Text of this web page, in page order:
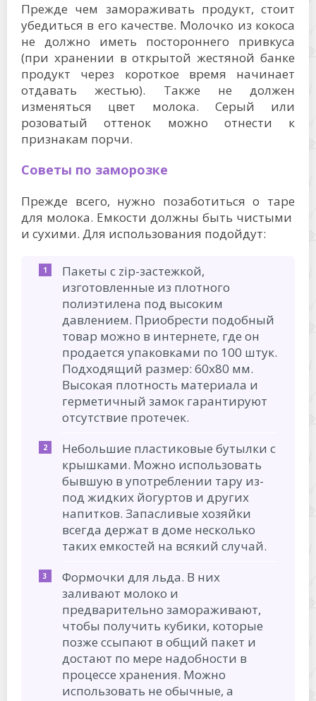
Прежде чем замораживать продукт, стоит
убедиться в его качестве. Молочко из кокоса
не должно иметь постороннего привкуса
(при хранении в открытой жестяной банке
продукт через короткое время начинает
отдавать жестью). Также не должен
изменяться цвет молока. Серый или
розоватый оттенок можно отнести к
признакам порчи.
Советы по заморозке
Прежде всего, нужно позаботиться о таре
для молока. Емкости должны быть чистыми
и сухими. Для использования подойдут:
Пакеты с zip-застежкой,
изготовленные из плотного
полиэтилена под высоким
давлением. Приобрести подобный
товар можно в интернете, где он
продается упаковками по 100 штук.
Подходящий размер: 60х80 мм.
Высокая плотность материала и
герметичный замок гарантируют
отсутствие протечек.
Небольшие пластиковые бутылки с
крышками. Можно использовать
бывшую в употреблении тару из-
под жидких йогуртов и других
напитков. Запасливые хозяйки
всегда держат в доме несколько
таких емкостей на всякий случай.
Формочки для льда. В них
заливают молоко и
предварительно замораживают,
чтобы получить кубики, которые
позже ссыпают в общий пакет и
достают по мере надобности в
процессе хранения. Можно
использовать не обычные, а